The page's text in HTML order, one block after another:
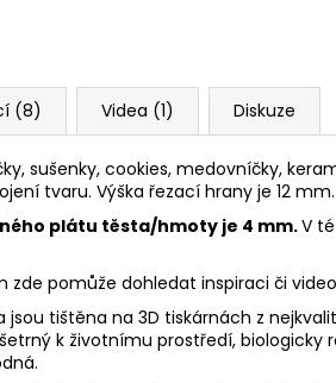
(8) Videa (1) Diskuze
sušenky, cookies, medovníčky,
tvaru. Výška řezací hrany je 12 mm.
plátu těsta/hmoty je 4 mm.V
zde pomůže dohledat inspiraci či
jsou tištěna na 3D tiskárnách z
k životnímu prostředí, biologicky